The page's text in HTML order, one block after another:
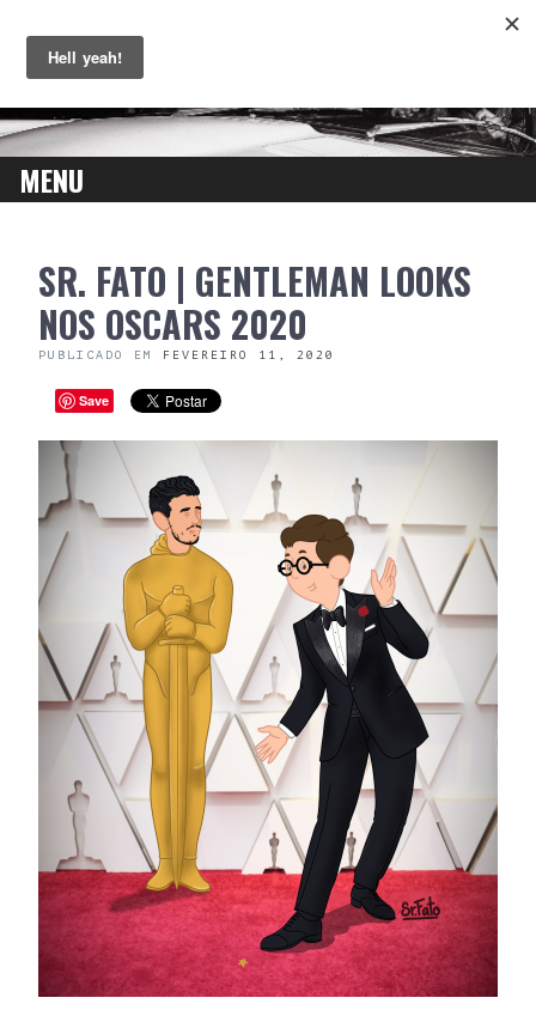
MENU
CONTENTSR. FATO | GENTLEMAN LOOKS
NOS OSCARS 2020
PUBLICADO EM FEVEREIRO 11, 2020
Save